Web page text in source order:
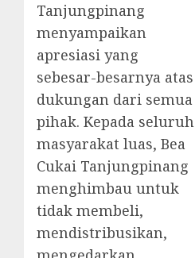
Tanjungpinang
menyampaikan
apresiasi yang
sebesar-besarnya atas
dukungan dari semua
pihak. Kepada seluruh
masyarakat luas, Bea
Cukai Tanjungpinang
menghimbau untuk
tidak membeli,
mendistribusikan,